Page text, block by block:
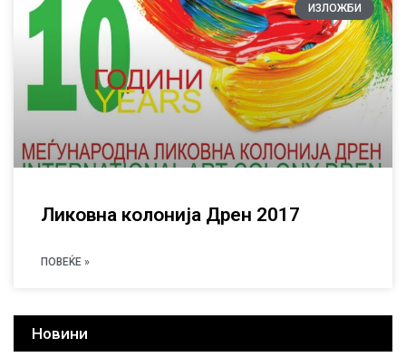
Новини
ИЗЛОЖБИ
Ликовна колонија Дрен 2017
ПОВЕЌЕ »